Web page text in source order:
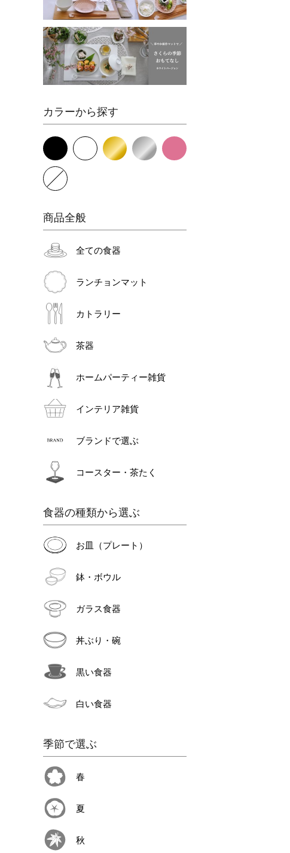
カラーから探す
商品全般
全ての食器
ランチョンマット
カトラリー
茶器
ホームパーティー雑貨
インテリア雑貨
ブランドで選ぶ
コースター・茶たく
食器の種類から選ぶ
お皿（プレート）
鉢・ボウル
ガラス食器
丼ぶり・碗
黒い食器
白い食器
季節で選ぶ
春
夏
秋